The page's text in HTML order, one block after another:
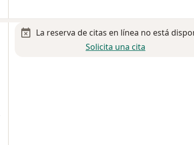
La reserva de citas en línea no está
Solicita una cita